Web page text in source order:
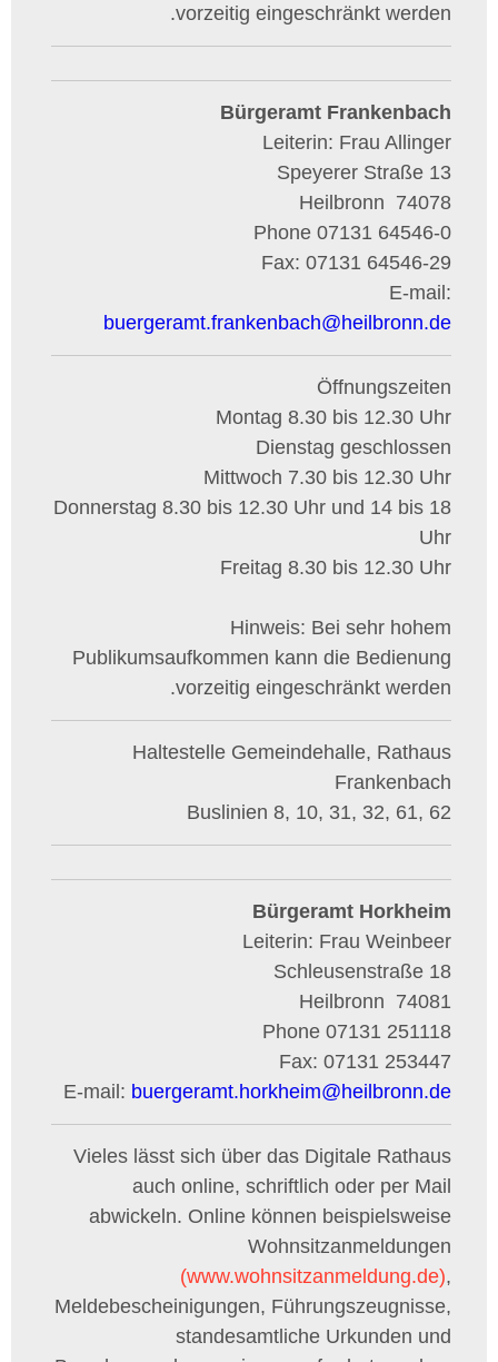
vorzeitig eingeschränkt werden.
Bürgeramt Frankenbach
Leiterin: Frau Allinger
Speyerer Straße 13
74078
Heilbronn
Phone 07131 64546-0
Fax: 07131 64546-29
E-mail:
buergeramt.frankenbach@heilbronn.de
Öffnungszeiten
Montag 8.30 bis 12.30 Uhr
Dienstag geschlossen
Mittwoch 7.30 bis 12.30 Uhr
Donnerstag 8.30 bis 12.30 Uhr und 14 bis 18
Uhr
Freitag 8.30 bis 12.30 Uhr
Hinweis: Bei sehr hohem
Publikumsaufkommen kann die Bedienung
vorzeitig eingeschränkt werden.
Haltestelle Gemeindehalle, Rathaus
Frankenbach
Buslinien 8, 10, 31, 32, 61, 62
Bürgeramt Horkheim
Leiterin: Frau Weinbeer
Schleusenstraße 18
74081
Heilbronn
Phone 07131 251118
Fax: 07131 253447
E-mail: buergeramt.horkheim@heilbronn.de
Vieles lässt sich über das Digitale Rathaus
auch online, schriftlich oder per Mail
abwickeln. Online können beispielsweise
Wohnsitzanmeldungen
(www.wohnsitzanmeldung.de),
Meldebescheinigungen, Führungszeugnisse,
standesamtliche Urkunden und